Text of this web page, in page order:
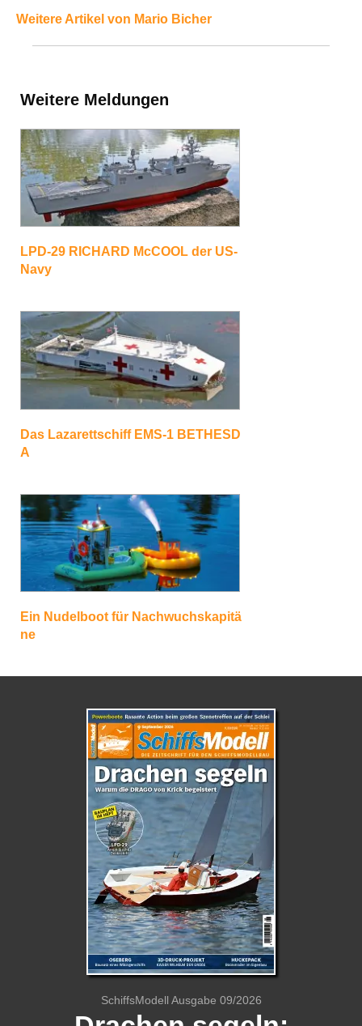
Weitere Artikel von Mario Bicher
Weitere Meldungen
LPD-29 RICHARD McCOOL der US-
Navy
Das Lazarettschiff EMS-1 BETHESD
A
Ein Nudelboot für Nachwuchskapitä
ne
SchiffsModell Ausgabe 09/2026